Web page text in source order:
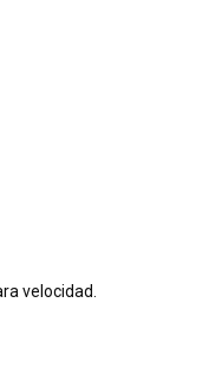
velocidad.